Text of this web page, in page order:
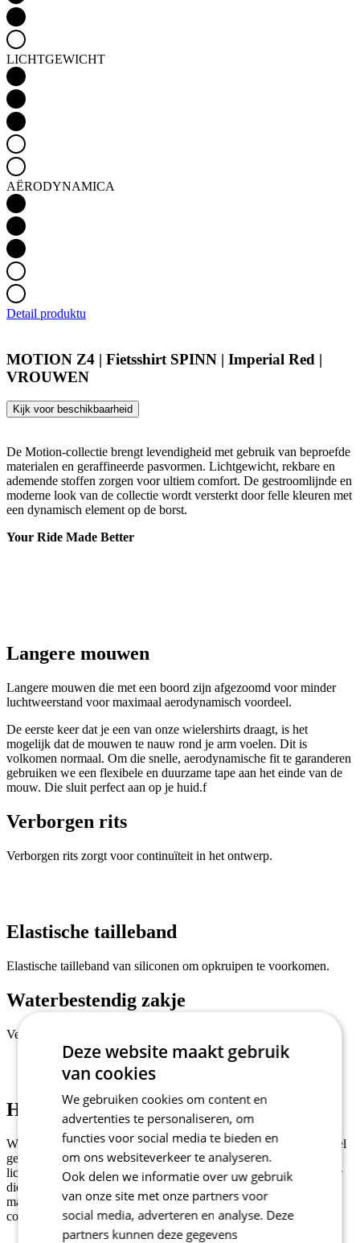
LICHTGEWICHT
AËRODYNAMICA
Detail produktu
MOTION Z4 | Fietsshirt SPINN | Imperial Red |
VROUWEN
Kijk voor beschikbaarheid
De Motion-collectie brengt levendigheid met gebruik van beproefde
materialen en geraffineerde pasvormen. Lichtgewicht, rekbare en
ademende stoffen zorgen voor ultiem comfort. De gestroomlijnde en
moderne look van de collectie wordt versterkt door felle kleuren met
een dynamisch element op de borst.
Your Ride Made Better
Langere mouwen
Langere mouwen die met een boord zijn afgezoomd voor minder
luchtweerstand voor maximaal aerodynamisch voordeel.
De eerste keer dat je een van onze wielershirts draagt, is het
mogelijk dat de mouwen te nauw rond je arm voelen. Dit is
volkomen normaal. Om die snelle, aerodynamische fit te garanderen
gebruiken we een flexibele en duurzame tape aan het einde van de
mouw. Die sluit perfect aan op je huid.f
Verborgen rits
Verborgen rits zorgt voor continuïteit in het ontwerp.
Elastische tailleband
Elastische tailleband van siliconen om opkruipen te voorkomen.
Waterbestendig zakje
Verwijderbaar en waterbestendig zakje voor waardevolle spullen.
Hoofdmateriaal - SPINN
Weft-gebreid polyester materiaal ontwikkeld voor hoog-functioneel
gebruik tijdens het fietsen. Twee-laagsstructuur gemaakt van
lichtgewicht stoffen, met de binnenste laag van speciale microfiber
die effectief het zweet aan de bovenste laag overbrengt. Het Spinn
materiaal is zeer ademend en zijn elasticiteit zorgt voor een
comfortabele slim-fit pasvorm.
Deze website maakt gebruik
van cookies
We gebruiken cookies om content en
advertenties te personaliseren, om
functies voor social media te bieden en
om ons websiteverkeer te analyseren.
Ook delen we informatie over uw gebruik
van onze site met onze partners voor
social media, adverteren en analyse. Deze
partners kunnen deze gegevens